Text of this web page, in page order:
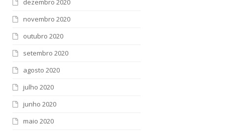
dezembro 2020
novembro 2020
outubro 2020
setembro 2020
agosto 2020
julho 2020
junho 2020
maio 2020